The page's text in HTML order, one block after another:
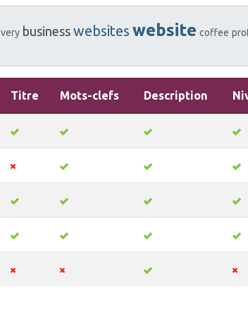
very business websites website coffee
Titre Mots-clefs Description